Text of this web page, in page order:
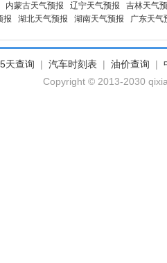
内蒙古天气预报 辽宁天气预报
吉林天气
报 湖北天气预报 湖南天气预报 广东天气
天查询 | 汽车时刻表 | 油价查询 |
Copyright © 2013-2030